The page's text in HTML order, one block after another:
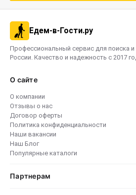
Едем-в-Гости.ру
Профессиональный сервис для поиска
России. Качество и надежность с 2017
О сайте
О компании
Отзывы о нас
Договор оферты
Политика конфиденциальности
Наши вакансии
Наш Блог
Популярные каталоги
Партнерам